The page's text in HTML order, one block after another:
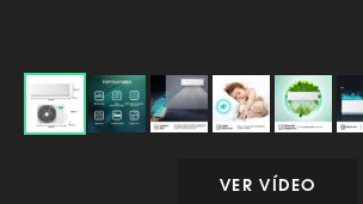
VER VÍDEO